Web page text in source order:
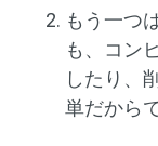
もう一つ
も、コン
したり、
単だから